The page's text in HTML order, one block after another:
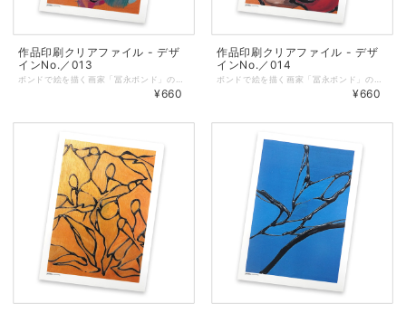
作品印刷クリアファイル - デザ
インNo.／013
¥660
作品印刷クリアファイル - デザ
インNo.／014
¥660